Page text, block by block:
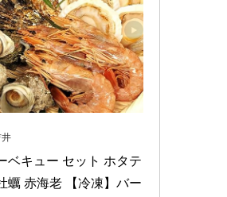
井
ベキュー セット ホタテ
蠣 赤海老 【冷凍】バー